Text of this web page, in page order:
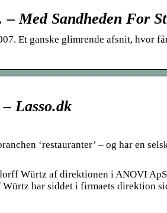
Med Sandheden For
Et ganske glimrende afsnit, hvor
Lasso.dk
‘restauranter’ – og har en
Würtz af direktionen i ANOVI
har siddet i firmaets direktion